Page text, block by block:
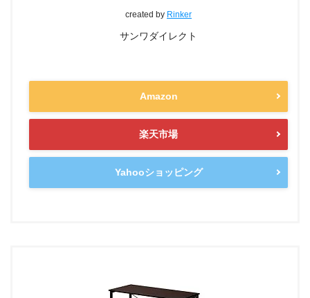
created by Rinker
サンワダイレクト
Amazon
楽天市場
Yahooショッピング